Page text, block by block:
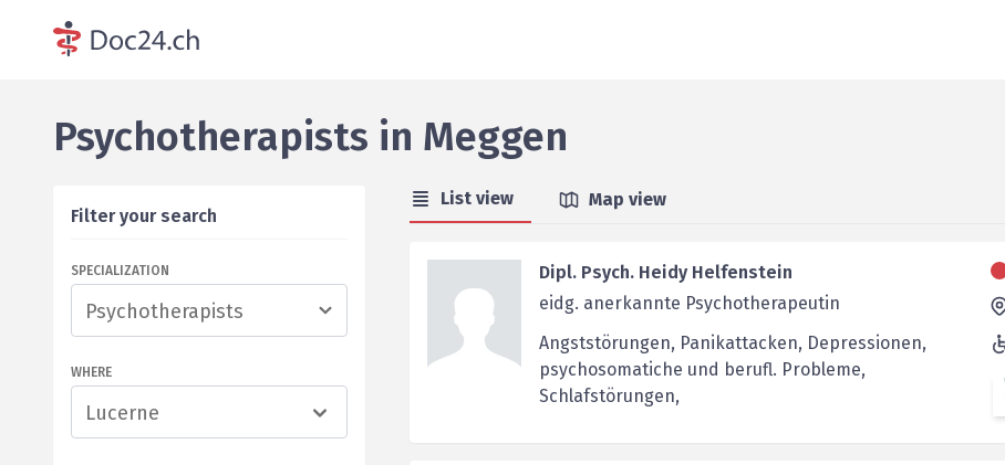
Psychotherapists in Meggen
Filter your search
SPECIALIZATION
WHERE
Lucerne
List view Map view
Dipl. Psych. Heidy Helfenstein
eidg. anerkannte Psychotherapeutin
Angststörungen, Panikattacken, Depressionen,
psychosomatiche und berufl. Probleme,
Schlafstörungen,